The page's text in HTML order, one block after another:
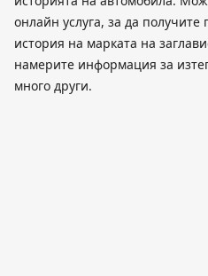
онлайн услуга, за да
история на марката на
намерите информация за
много други.